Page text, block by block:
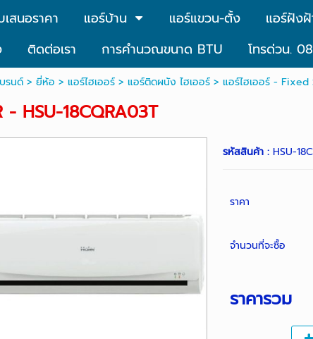
เสนอราคา แอร์บ้าน แอร์แขวน-ตั้ง แอร์ฝัง
ติดต่อเรา การคำนวณขนาด BTU โทรด่วน.
รนด์> ยี่ห้อ > แอร์ไฮเออร์> แอร์ติดผนัง ไฮเออร์> แอร์ไฮเออร์ -
- HSU-18CQRA03T
รหัสสินค้า : HSU-
ราคา
จำนวนที่จะซื้อ
ราคารวม